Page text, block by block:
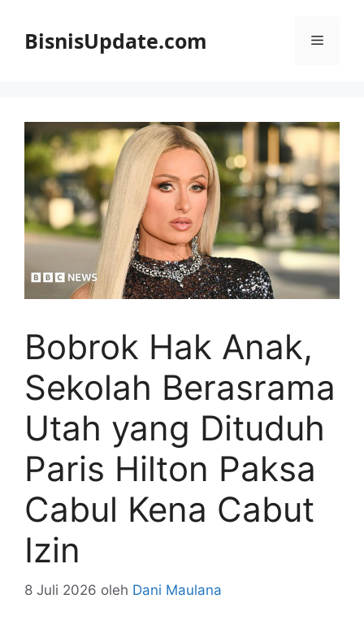
BisnisUpdate.com Menu
Bobrok Hak Anak,
Sekolah Berasrama
Utah yang Dituduh
Paris Hilton Paksa
Cabul Kena Cabut
Izin
8 Juli 2026 oleh Dani Maulana